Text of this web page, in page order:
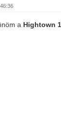
a Hightown